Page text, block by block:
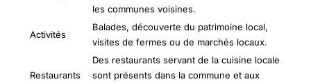
les communes voisines.
Activités
Balades, découverte du patrimoine local,
visites de fermes ou de marchés locaux.
Restaurants
Des restaurants servant de la cuisine locale
sont présents dans la commune et aux